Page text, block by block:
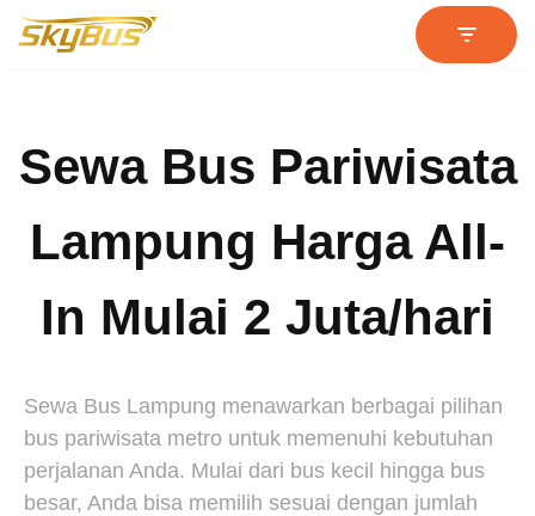
Sewa Bus Pariwisata
Lampung Harga All-
In Mulai 2 Juta/hari
Sewa Bus Lampung menawarkan berbagai pilihan
bus pariwisata metro untuk memenuhi kebutuhan
perjalanan Anda. Mulai dari bus kecil hingga bus
besar, Anda bisa memilih sesuai dengan jumlah